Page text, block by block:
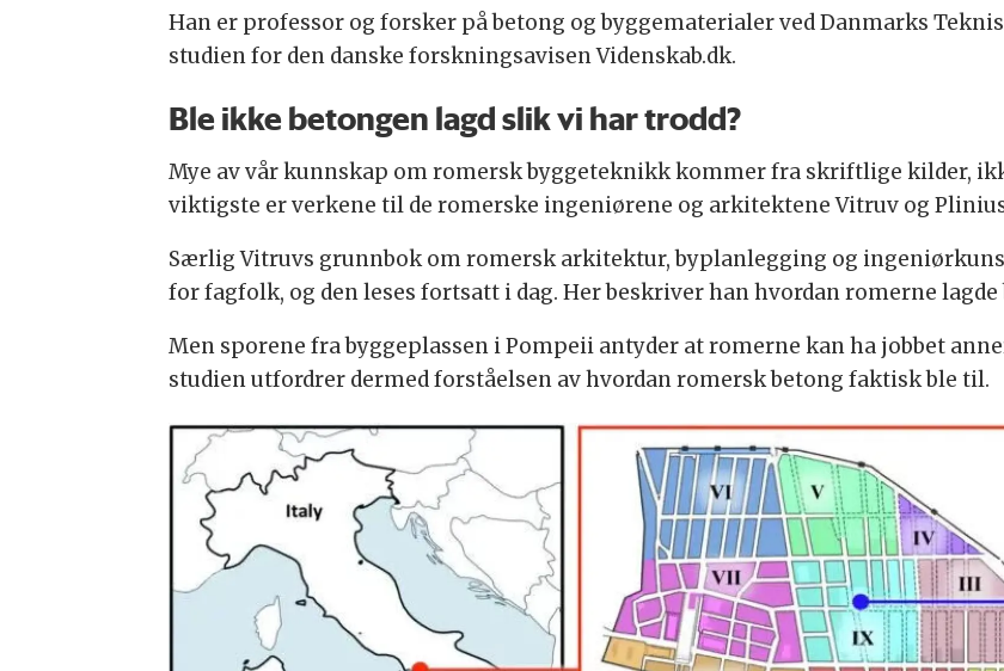
Han er professor og forsker på betong og byggematerialer ved Danmarks
studien for den danske forskningsavisen Videnskab.dk.
Ble ikke betongen lagd slik vi har trodd?
Mye av vår kunnskap om romersk byggeteknikk kommer fra skriftlige kilder,
viktigste er verkene til de romerske ingeniørene og arkitektene Vitruv og
Særlig Vitruvs grunnbok om romersk arkitektur, byplanlegging og
for fagfolk, og den leses fortsatt i dag. Her beskriver han hvordan romerne lagde
Men sporene fra byggeplassen i Pompeii antyder at romerne kan ha jobbet
studien utfordrer dermed forståelsen av hvordan romersk betong faktisk ble til.